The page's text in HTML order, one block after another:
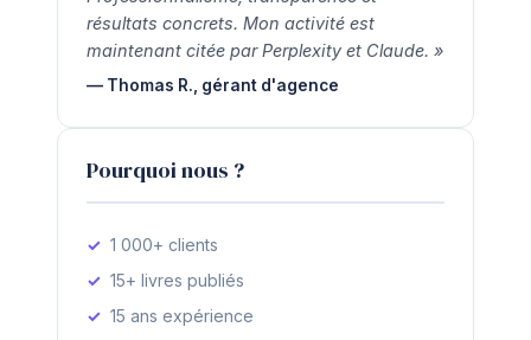
résultats concrets. Mon activité est
maintenant citée par Perplexity et Claude. »
— Thomas R., gérant d'agence
Pourquoi nous ?
1 000+ clients
15+ livres publiés
15 ans expérience